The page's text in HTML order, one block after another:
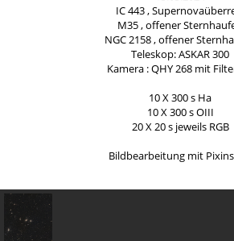
IC 443 ,
M35 , offener
NGC 2158 , offener
Teleskop: ASKAR 300
Kamera : QHY 268 mit
10 X 300 s Ha
10 X 300 s OIII
20 X 20 s jeweils RGB
Bildbearbeitung mit